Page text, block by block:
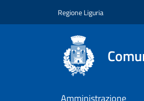
Regione Liguria
Amministrazione